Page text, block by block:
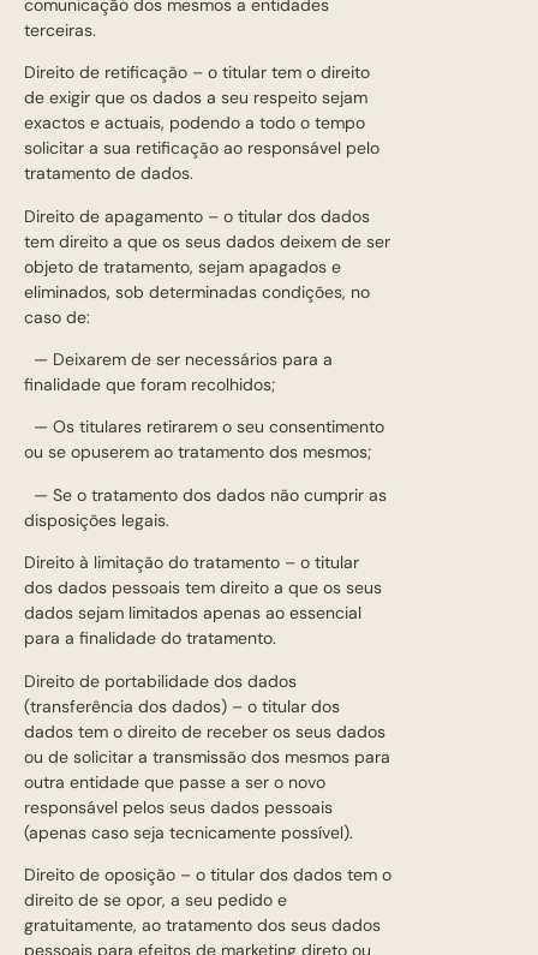
comunicação dos mesmos a entidades
terceiras.
Direito de retificação – o titular tem o direito
de exigir que os dados a seu respeito sejam
exactos e actuais, podendo a todo o tempo
solicitar a sua retificação ao responsável pelo
tratamento de dados.
Direito de apagamento – o titular dos dados
tem direito a que os seus dados deixem de ser
objeto de tratamento, sejam apagados e
eliminados, sob determinadas condições, no
caso de:
— Deixarem de ser necessários para a
finalidade que foram recolhidos;
— Os titulares retirarem o seu consentimento
ou se opuserem ao tratamento dos mesmos;
— Se o tratamento dos dados não cumprir as
disposições legais.
Direito à limitação do tratamento – o titular
dos dados pessoais tem direito a que os seus
dados sejam limitados apenas ao essencial
para a finalidade do tratamento.
Direito de portabilidade dos dados
(transferência dos dados) – o titular dos
dados tem o direito de receber os seus dados
ou de solicitar a transmissão dos mesmos para
outra entidade que passe a ser o novo
responsável pelos seus dados pessoais
(apenas caso seja tecnicamente possível).
Direito de oposição – o titular dos dados tem o
direito de se opor, a seu pedido e
gratuitamente, ao tratamento dos seus dados
pessoais para efeitos de marketing direto ou